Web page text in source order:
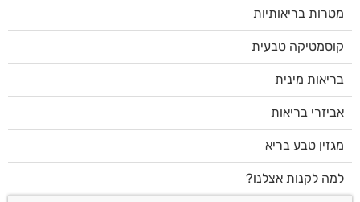
מטרות בריאותיות
קוסמטיקה טבעית
בריאות מינית
אביזרי בריאות
מגזין טבע בריא
למה לקנות אצלנו?